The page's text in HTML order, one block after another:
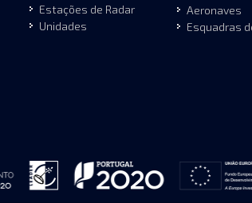
Estações de Radar
Unidades
Aeronaves
Esquadras